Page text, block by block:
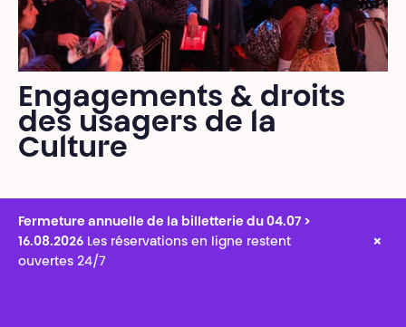
Engagements & droits
des usagers de la
Culture
Fermeture annuelle de la billetterie du 04.07 >
16.08.2026 Les réservations en ligne restent
ouvertes 24/7
×